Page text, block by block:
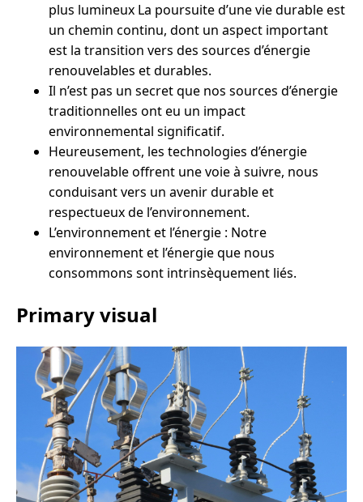
plus lumineux La poursuite d’une vie durable est
un chemin continu, dont un aspect important
est la transition vers des sources d’énergie
renouvelables et durables.
Il n’est pas un secret que nos sources d’énergie
traditionnelles ont eu un impact
environnemental significatif.
Heureusement, les technologies d’énergie
renouvelable offrent une voie à suivre, nous
conduisant vers un avenir durable et
respectueux de l’environnement.
L’environnement et l’énergie : Notre
environnement et l’énergie que nous
consommons sont intrinsèquement liés.
Primary visual